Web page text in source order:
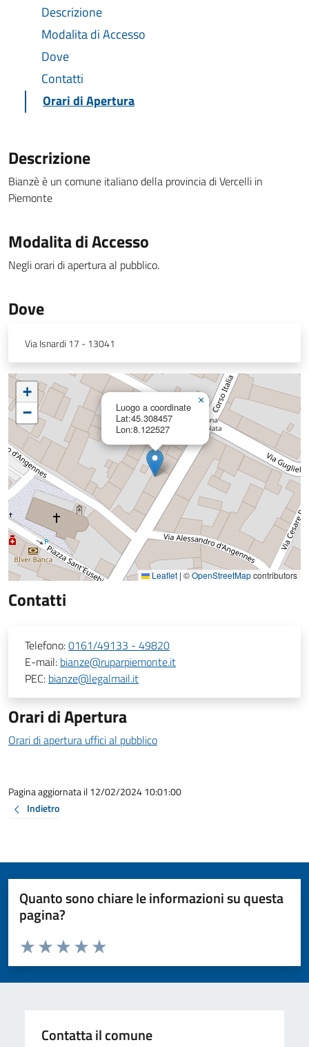
Descrizione
Modalita di Accesso
Dove
Contatti
Orari di Apertura
Descrizione
Bianzè è un comune italiano della provincia di Vercelli in
Piemonte
Modalita di Accesso
Negli orari di apertura al pubblico.
Dove
Via Isnardi 17 - 13041
Luogo a coordinate
Lat:45.308457
Lon:8.122527
×
+
−
Leaflet | ©OpenStreetMapcontributors
Contatti
Telefono:0161/49133 - 49820
E-mail: bianze@ruparpiemonte.it
PEC: bianze@legalmail.it
Orari di Apertura
Orari di apertura uffici al pubblico
Pagina aggiornata il 12/02/2024 10:01:00
Indietro
Quanto sono chiare le informazioni su questa
pagina?
Valuta da 1 a 5 stelle la pagina
Valuta 5 stelle su 5
Valuta 4 stelle su 5
Valuta 3 stelle su 5
Valuta 2 stelle su 5
Valuta 1 stelle su 5
Contatta il comune